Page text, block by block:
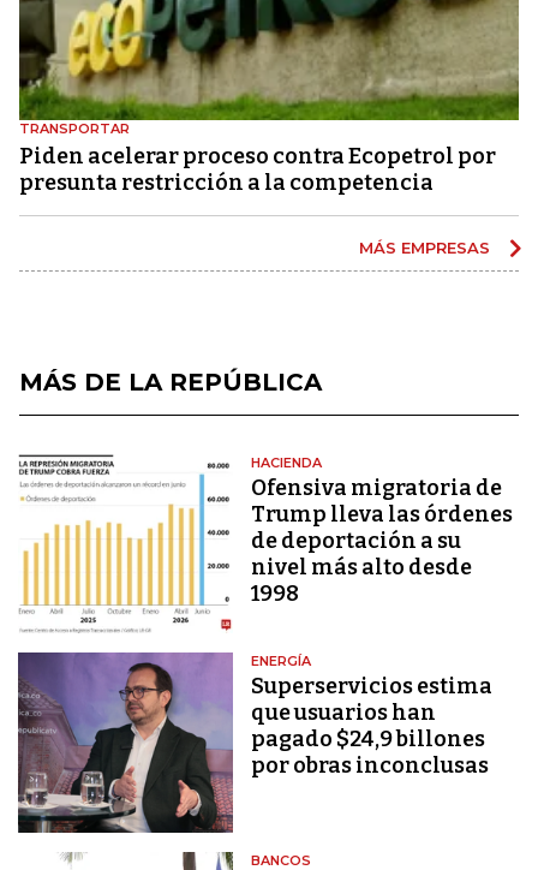
TRANSPORTAR
Piden acelerar proceso contra Ecopetrol por
presunta restricción a la competencia
MÁS EMPRESAS
MÁS DE LA REPÚBLICA
HACIENDA
Ofensiva migratoria de
Trump lleva las órdenes
de deportación a su
nivel más alto desde
1998
ENERGÍA
Superservicios estima
que usuarios han
pagado $24,9 billones
por obras inconclusas
BANCOS